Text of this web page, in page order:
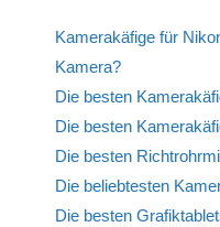
Kamerakäfige für
Kamera?
Die besten
Die besten
Die besten
Die beliebtesten
Die besten